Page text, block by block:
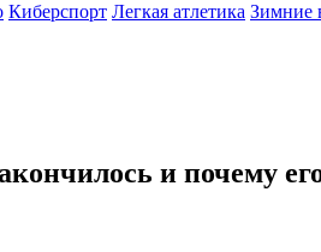
Киберспорт Легкая атлетика Зимние
и почему